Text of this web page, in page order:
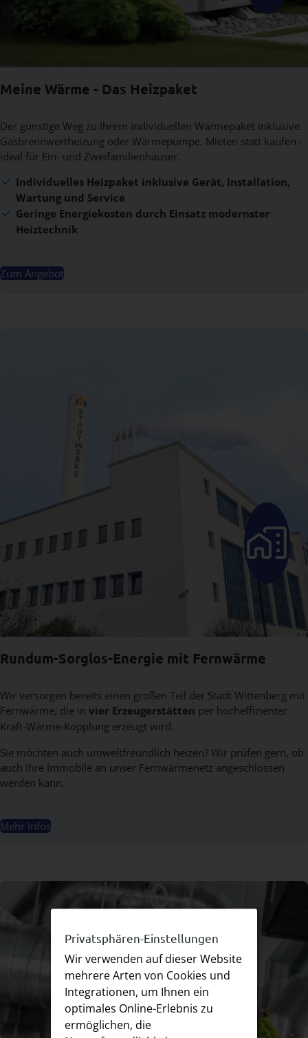
Meine Wärme - Das Heizpaket
Der günstige Weg zu Ihrem individuellen Wärmepaket inklusive
Gasbrennwertheizung oder Wärmepumpe. Mieten statt kaufen -
ideal für Ein- und Zweifamilienhäuser.
Individuelles Heizpaket inklusive Gerät, Installation,
Wartung und Service
Geringe Energiekosten durch Einsatz modernster
Heiztechnik
Zum Angebot
Icon
Rundum-Sorglos-Energie mit Fernwärme
Wir versorgen bereits einen großen Teil der Stadt Wittenberg mit
Fernwärme, die in vier Erzeugerstätten per hocheffizienter
Kraft-Wärme-Kopplung erzeugt wird.
Sie möchten auch umweltfreundlich heizen? Wir prüfen gern, ob
auch Ihre Immobile an unser Fernwärmenetz angeschlossen
werden kann.
Mehr Infos
Privatsphären-Einstellungen
Wir verwenden auf dieser Website
mehrere Arten von Cookies und
Integrationen, um Ihnen ein
optimales Online-Erlebnis zu
ermöglichen, die